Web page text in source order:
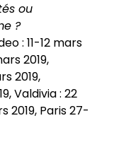
ou
?
: 11-12 mars
2019,
2019,
Valdivia : 22
2019, Paris 27-